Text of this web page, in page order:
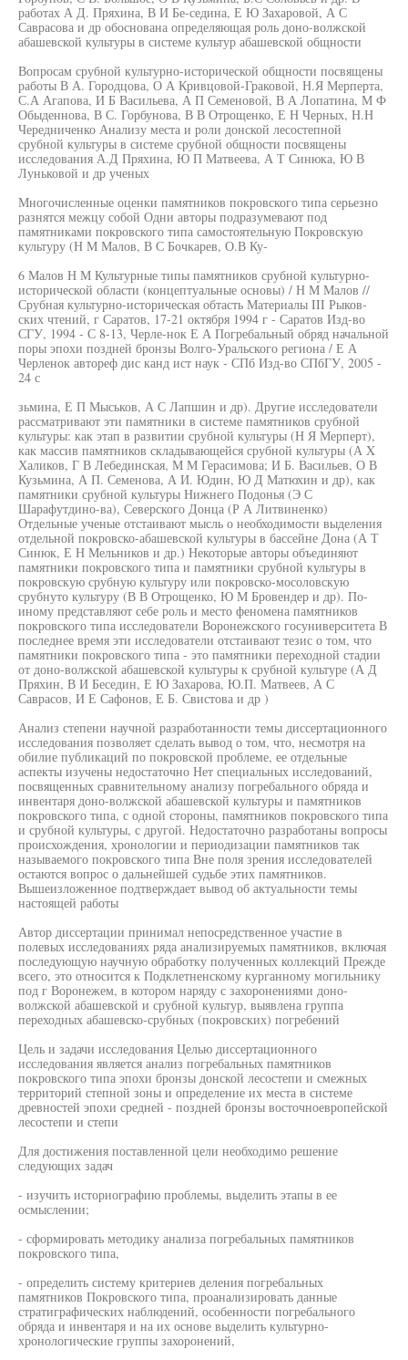
работах А Д. Пряхина, В И Бе-седина, Е Ю Захаровой, А С
Саврасова и др обоснована определяющая роль доно-волжской
абашевской культуры в системе культур абашевской общности
Вопросам срубной культурно-исторической общности посвящены
работы В А. Городцова, О А Кривцовой-Граковой, Н.Я Мерперта,
С.А Агапова, И Б Васильева, А П Семеновой, В А Лопатина, М Ф
Обыденнова, В С. Горбунова, В В Отрощенко, Е Н Черных, Н.Н
Чередниченко Анализу места и роли донской лесостепной
срубной культуры в системе срубной общности посвящены
исследования А.Д Пряхина, Ю П Матвеева, А Т Синюка, Ю В
Луньковой и др ученых
Многочисленные оценки памятников покровского типа серьезно
разнятся межцу собой Одни авторы подразумевают под
памятниками покровского типа самостоятельную Покровскую
культуру (Н М Малов, В С Бочкарев, О.В Ку-
6 Малов Н М Культурные типы памятников срубной культурно-
исторической области (концептуальные основы) / Н М Малов //
Срубная культурно-историческая обтасть Материалы III Рыков-
ских чтений, г Саратов, 17-21 октября 1994 г - Саратов Изд-во
СГУ, 1994 - С 8-13, Черле-нок Е А Погребальный обряд начальной
поры эпохи поздней бронзы Волго-Уральского региона / Е А
Черленок автореф дис канд ист наук - СПб Изд-во СПбГУ, 2005 -
24 с
зьмина, Е П Мыськов, А С Лапшин и др). Другие исследователи
рассматривают эти памятники в системе памятников срубной
культуры: как этап в развитии срубной культуры (Н Я Мерперт),
как массив памятников складывающейся срубной культуры (А X
Халиков, Г В Лебединская, М М Герасимова; И Б. Васильев, О В
Кузьмина, А П. Семенова, А И. Юдин, Ю Д Матюхин и др), как
памятники срубной культуры Нижнего Подонья (Э С
Шарафутдино-ва), Северского Донца (Р А Литвиненко)
Отдельные ученые отстаивают мысль о необходимости выделения
отдельной покровско-абашевской культуры в бассейне Дона (А Т
Синюк, Е Н Мельников и др.) Некоторые авторы объединяют
памятники покровского типа и памятники срубной культуры в
покровскую срубную культуру или покровско-мосоловскую
срубнуто культуру (В В Отрощенко, Ю М Бровендер и др). По-
иному представляют себе роль и место феномена памятников
покровского типа исследователи Воронежского госуниверситета В
последнее время эти исследователи отстаивают тезис о том, что
памятники покровского типа - это памятники переходной стадии
от доно-волжской абашевской культуры к срубной культуре (А Д
Пряхин, В И Беседин, Е Ю Захарова, Ю.П. Матвеев, А С
Саврасов, И Е Сафонов, Е Б. Свистова и др )
Анализ степени научной разработанности темы диссертационного
исследования позволяет сделать вывод о том, что, несмотря на
обилие публикаций по покровской проблеме, ее отдельные
аспекты изучены недостаточно Нет специальных исследований,
посвященных сравнительному анализу погребального обряда и
инвентаря доно-волжской абашевской культуры и памятников
покровского типа, с одной стороны, памятников покровского типа
и срубной культуры, с другой. Недостаточно разработаны вопросы
происхождения, хронологии и периодизации памятников так
называемого покровского типа Вне поля зрения исследователей
остаются вопрос о дальнейшей судьбе этих памятников.
Вышеизложенное подтверждает вывод об актуальности темы
настоящей работы
Автор диссертации принимал непосредственное участие в
полевых исследованиях ряда анализируемых памятников, включая
последующую научную обработку полученных коллекций Прежде
всего, это относится к Подклетненскому курганному могильнику
под г Воронежем, в котором наряду с захоронениями доно-
волжской абашевской и срубной культур, выявлена группа
переходных абашевско-срубных (покровских) погребений
Цель и задачи исследования Целью диссертационного
исследования является анализ погребальных памятников
покровского типа эпохи бронзы донской лесостепи и смежных
территорий степной зоны и определение их места в системе
древностей эпохи средней - поздней бронзы восточноевропейской
лесостепи и степи
Для достижения поставленной цели необходимо решение
следующих задач
- изучить историографию проблемы, выделить этапы в ее
осмыслении;
- сформировать методику анализа погребальных памятников
покровского типа,
- определить систему критериев деления погребальных
памятников Покровского типа, проанализировать данные
стратиграфических наблюдений, особенности погребального
обряда и инвентаря и на их основе выделить культурно-
хронологические группы захоронений,